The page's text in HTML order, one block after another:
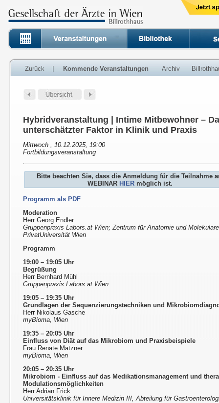
Zurück Kommende Veranstaltungen Archiv
Hybridveranstaltung | Intime Mitbewohner –
unterschätzter Faktor in Klinik und Praxis
Mittwoch , 10.12.2025, 19:00
Fortbildungsveranstaltung
Bitte beachten Sie, dass die Anmeldung für die Teilnahme
WEBINAR HIER möglich ist.
Programm als PDF
Moderation
Herr Georg Endler
Gruppenpraxis Labors.at Wien; Zentrum für Anatomie und
PrivatUniversität Wien
Programm
19:00 – 19:05 Uhr
Begrüßung
Herr Bernhard Mühl
Gruppenpraxis Labors.at Wien
19:05 – 19:35 Uhr
Grundlagen der Sequenzierungstechniken und
Herr Nikolaus Gasche
myBioma, Wien
19:35 – 20:05 Uhr
Einfluss von Diät auf das Mikrobiom und Praxisbeispiele
Frau Renate Matzner
myBioma, Wien
20:05 – 20:35 Uhr
Mikrobiom - Einfluss auf das Medikationsmanagement und
Modulationsmöglichkeiten
Herr Adrian Frick
Universitätsklinik für Innere Medizin III, Abteilung für